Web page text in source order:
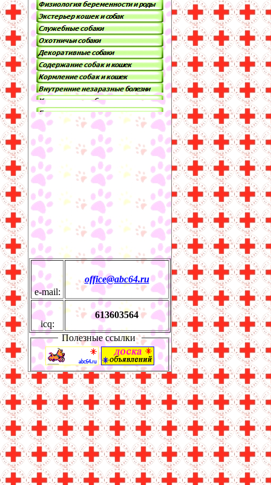
e-mail:
office@abc64.ru
icq:
613603564
Полезные ссылки